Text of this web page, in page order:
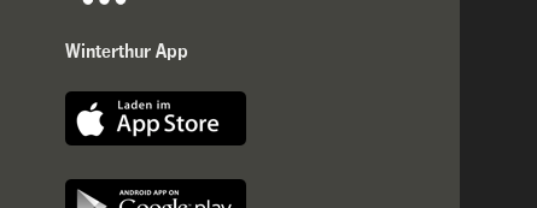
Winterthur App